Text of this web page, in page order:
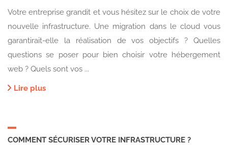
Votre entreprise grandit et vous hésitez sur le choix de votre
nouvelle infrastructure. Une migration dans le cloud vous
garantirait-elle la réalisation de vos objectifs ? Quelles
questions se poser pour bien choisir votre hébergement
web ? Quels sont vos ...
Lire plus
COMMENT SÉCURISER VOTRE INFRASTRUCTURE ?